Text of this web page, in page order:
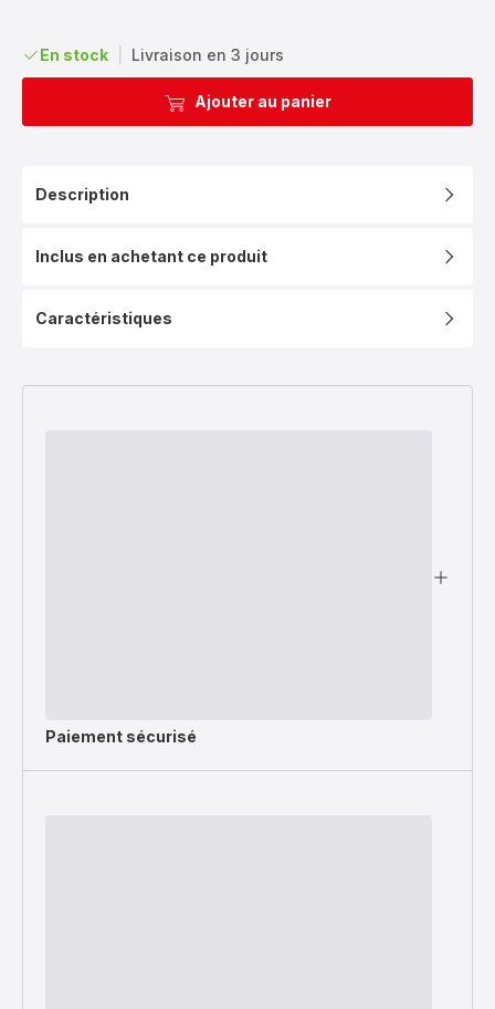
En stock Livraison en 3 jours
Ajouter au panier
Description
Inclus en achetant ce produit
Caractéristiques
Paiement sécurisé